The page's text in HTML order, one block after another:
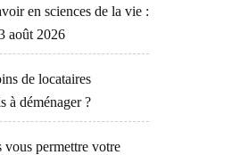
en sciences de la vie :
août 2026
de locataires
à déménager ?
vous permettre votre